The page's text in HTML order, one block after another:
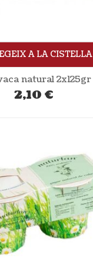
A LA CISTELLA
2,10 €